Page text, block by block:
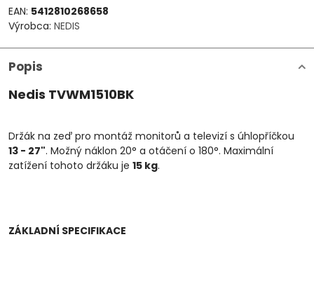
EAN: 5412810268658
Výrobca: NEDIS
Popis
Nedis TVWM1510BK
Držák na zeď pro montáž monitorů a televizí s úhlopříčkou
13 - 27". Možný náklon 20° a otáčení o 180°. Maximální
zatížení tohoto držáku je 15 kg.
ZÁKLADNÍ SPECIFIKACE